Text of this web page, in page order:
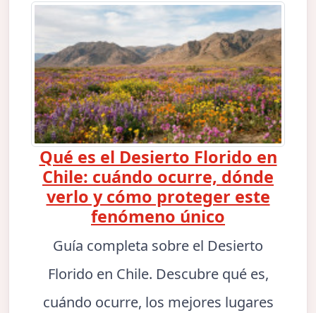
Qué es el Desierto Florido en
Chile: cuándo ocurre, dónde
verlo y cómo proteger este
fenómeno único
Guía completa sobre el Desierto
Florido en Chile. Descubre qué es,
cuándo ocurre, los mejores lugares